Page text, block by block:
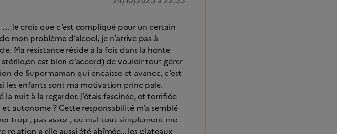
Je crois que c’est compliqué pour un certain
mon problème d’alcool, je n’arrive pas à
Ma résistance réside à la fois dans la honte
est bien d’accord) de vouloir tout gérer
de Supermaman qui encaisse et avance, c’est
les enfants sont ma motivation principale.
nuit à la regarder. J’étais fascinée, et terrifiée
autonome ? Cette responsabilité m’a semblé
trop , pas assez , ou mal tout simplement me
relation a elle aussi été abîmée… les plateaux